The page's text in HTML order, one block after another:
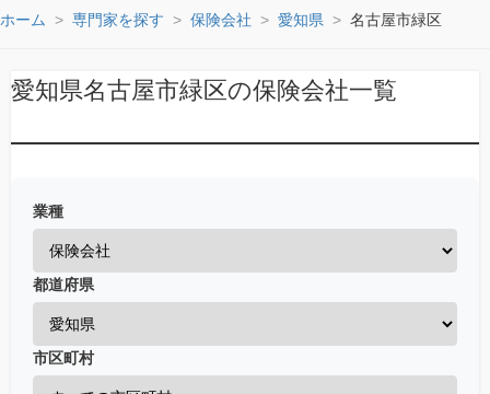
ホーム 専門家を探す 保険会社 愛知県 名古屋市緑区
愛知県名古屋市緑区の保険会社一覧
業種
都道府県
市区町村